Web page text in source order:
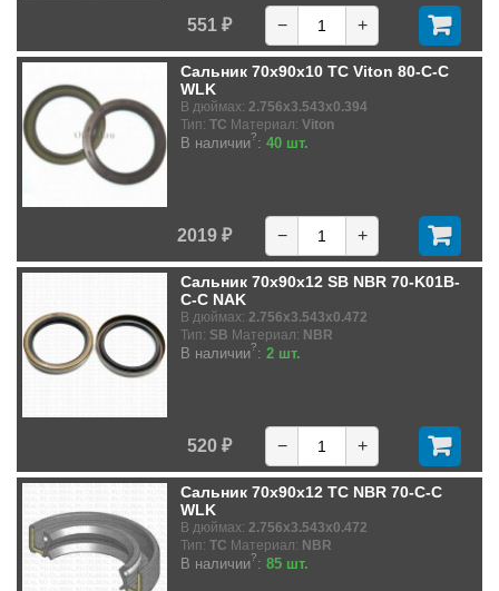
551 ₽ − +
Сальник 70x90x10 TC Viton 80-C-C
WLK
В дюймах: 2.756x3.543x0.394
Тип: TC Материал: Viton
В наличии?: 40 шт.
2019 ₽ − +
Сальник 70x90x12 SB NBR 70-K01B-
C-C NAK
В дюймах: 2.756x3.543x0.472
Тип: SB Материал: NBR
В наличии?: 2 шт.
520 ₽ − +
Сальник 70x90x12 TC NBR 70-C-C
WLK
В дюймах: 2.756x3.543x0.472
Тип: TC Материал: NBR
В наличии?: 85 шт.